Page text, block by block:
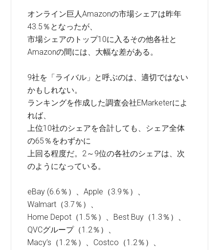
オンライン巨人Amazonの市場シェアは昨年
43.5％となったが、
市場シェアのトップ10に入るその他各社と
Amazonの間には、大幅な差がある。
9社を「ライバル」と呼ぶのは、適切ではない
かもしれない。
ランキングを作成した調査会社EMarketerによ
れば、
上位10社のシェアを合計しても、シェア全体
の65％をわずかに
上回る程度だ。2～9位の各社のシェアは、次
のようになっている。
eBay (6.6％）、Apple（3.9％）、
Walmart（3.7％）、
Home Depot（1.5％）、Best Buy（1.3％）、
QVCグループ（1.2％）、
Macy’s（1.2％）、Costco（1.2％）、